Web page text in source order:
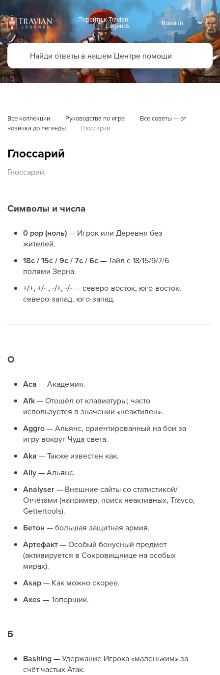
Перейти к Travian:
Legends
Все коллекции Руководства по игре
Все советы — от
новичка до легенды
Глоссарий
Глоссарий
Глоссарий
Символы и числа
0 pop (ноль)— Игрок или Деревня без
жителей.
18c / 15c / 9c / 7c / 6c— Тайл с 18/15/9/7/6
полями Зерна.
+/+, +/- , -/+, -/-— северо-восток, юго-восток,
северо-запад, юго-запад.
О
Aca — Академия.
Afk— Отошёл от клавиатуры; часто
используется в значении «неактивен».
Aggro— Альянс, ориентированный на бои за
игру вокруг Чуда света.
Aka — Также известен как.
Ally— Альянс.
Analyser— Внешние сайты со статистикой/
Отчётами (например, поиск неактивных, Travco,
Gettertools).
Бетон — большая защитная армия.
Артефакт— Особый бонусный предмет
(активируется в Сокровищнице на особых
мирах).
Asap— Как можно скорее.
Axes — Топорщик.
Б
Bashing— Удержание Игрока «маленьким» за
счёт частых Атак.